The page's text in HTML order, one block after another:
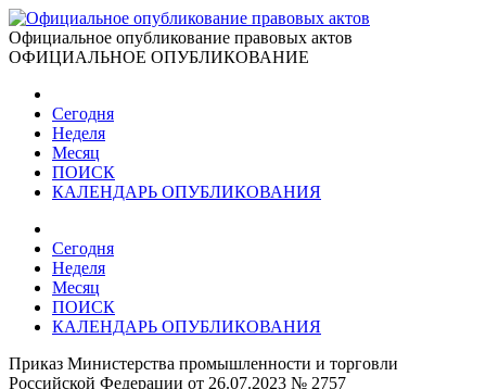
Официальное опубликование правовых актов
ОФИЦИАЛЬНОЕ ОПУБЛИКОВАНИЕ
Сегодня
Неделя
Месяц
ПОИСК
КАЛЕНДАРЬ ОПУБЛИКОВАНИЯ
Сегодня
Неделя
Месяц
ПОИСК
КАЛЕНДАРЬ ОПУБЛИКОВАНИЯ
Приказ Министерства промышленности и торговли
Российской Федерации от 26.07.2023 № 2757